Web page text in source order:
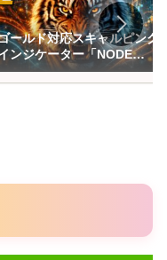
ールド対応スキャルピング
ンジケーター「NODE
ノードハンター」を
りました✨